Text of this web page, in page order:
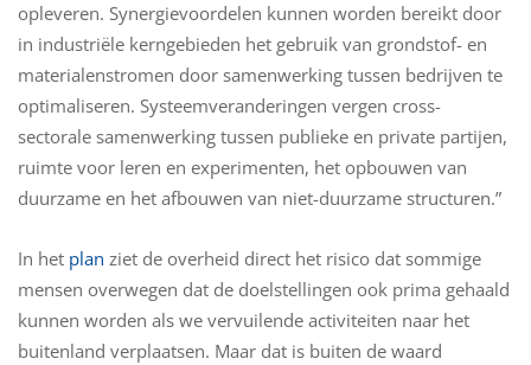
opleveren. Synergievoordelen kunnen worden bereikt door
in industriële kerngebieden het gebruik van grondstof- en
materialenstromen door samenwerking tussen bedrijven te
optimaliseren. Systeemveranderingen vergen cross-
sectorale samenwerking tussen publieke en private partijen,
ruimte voor leren en experimenten, het opbouwen van
duurzame en het afbouwen van niet-duurzame structuren.”
In het plan ziet de overheid direct het risico dat sommige
mensen overwegen dat de doelstellingen ook prima gehaald
kunnen worden als we vervuilende activiteiten naar het
buitenland verplaatsen. Maar dat is buiten de waard